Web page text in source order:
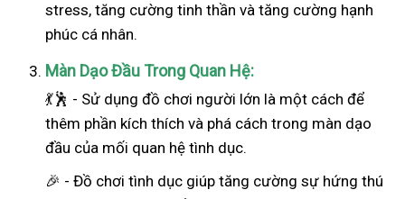
stress, tăng cường tinh thần và tăng cường hạnh
phúc cá nhân.
Màn Dạo Đầu Trong Quan Hệ:
💃🕺 - Sử dụng đồ chơi người lớn là một cách để
thêm phần kích thích và phá cách trong màn dạo
đầu của mối quan hệ tình dục.
🎉 - Đồ chơi tình dục giúp tăng cường sự hứng thú